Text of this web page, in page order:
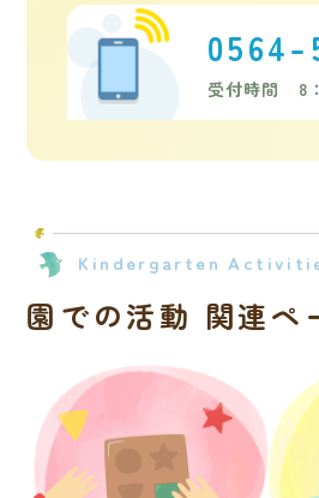
0564-
受付時間 8
Kindergarten
園での活動 関連ペ